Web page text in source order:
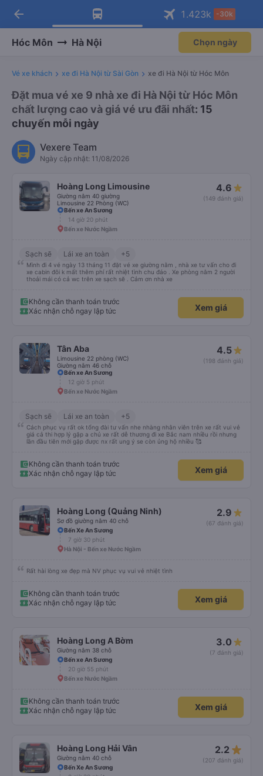
Tải app Vexere ngay!
Nhận ưu đãi thành viên độc
Mở app
Tải app Vexere
-30k/ghế khi đặt vé máy bay qua
Mở app
arrow_back 1.423k -30k
Hóc Môn Hà Nội Chọn ngày
Vé xe khách xe đi Hà Nội từ Sài Gòn xe đi Hà Nội từ Hóc Môn
Đặt mua vé xe 9 nhà xe đi Hà Nội từ Hóc Môn
chất lượng cao và giá vé ưu đãi nhất: 15
chuyến mỗi ngày
Vexere Team
Ngày cập nhật: 11/08/2026
Hoàng Long Limousine
Giường nằm 40 giường
Limousine 22 Phòng (WC)
4.6
(149 đánh giá)
Bến xe An Sương
14 giờ 20 phút
Bến xe Nước Ngầm
Sạch sẽ Lái xe an toàn +5
Mình đi 4 vé ngày 13 tháng 11 đặt vé xe giường nằm , nhà xe tư vấn cho đi
xe cabin đôi k mất thêm phí rất nhiệt tình chu đáo . Xe phòng nằm 2 người
thoải mái có cả wc trên xe sạch sẽ . Cảm ơn nhà xe
Không cần thanh toán trước
Xác nhận chỗ ngay lập tức
Xem giá
Tân Aba
Limousine 22 phòng (WC)
Giường nằm 46 chỗ
4.5
(198 đánh giá)
Bến xe An Sương
12 giờ 5 phút
Bến xe Nước Ngầm
Sạch sẽ Lái xe an toàn +5
Cách phục vụ rất ok tổng đài tư vấn nhe nhàng nhân viên trên xe rất vui vẻ
giá cả thi hợp lý gặp a chủ xe rất dễ thương đi xe Bắc nam nhiều rồi nhưng
lần đầu tiên mới gặp được nx rất ung ý se còn ủng hộ nhiều 🥰
Không cần thanh toán trước
Xác nhận chỗ ngay lập tức
Xem giá
Hoàng Long (Quảng Ninh)
Sơ đồ giường nằm 40 chỗ
2.9
(67 đánh giá)
Bến Xe An Sương
7 giờ 30 phút
Hà Nội - Bến xe Nước Ngầm
Rất hài lòng xe đẹp mà NV phục vụ vui vẻ nhiệt tình
Không cần thanh toán trước
Xác nhận chỗ ngay lập tức
Xem giá
Hoàng Long A Bờm
Giường nằm 38 chỗ
3.0
(7 đánh giá)
Bến xe An Sương
20 giờ 55 phút
Bến xe Nước Ngầm
Không cần thanh toán trước
Xác nhận chỗ ngay lập tức
Xem giá
Hoàng Long Hải Vân
Giường nằm 40 chỗ
2.2 star_rate
(207 đánh giá)
Bến Xe An Sương